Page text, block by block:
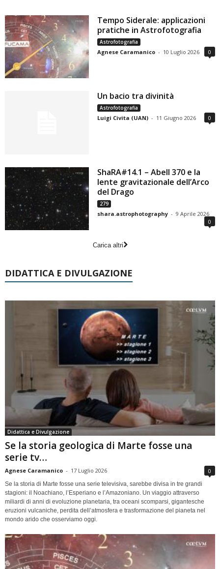
Tempo Siderale: applicazioni
pratiche in Astrofotografia
Astrofotografia
Agnese Caramanico - 10 Luglio 2026 0
Un bacio tra divinità
Astrofotografia
Luigi Civita (UAN) - 11 Giugno 2026 0
ShaRA#14.1 – Abell 370 e la
lente gravitazionale dell’Arco
del Drago
279
shara.astrophotography - 9 Aprile 2026
0
Carica altri
DIDATTICA E DIVULGAZIONE
Didattica e Divulgazione
Se la storia geologica di Marte fosse una
serie tv…
Agnese Caramanico - 17 Luglio 2026 0
Se la storia di Marte fosse una serie televisiva, sarebbe divisa in tre grandi
stagioni: il Noachiano, l’Esperiano e l’Amazoniano. Un viaggio attraverso
miliardi di anni di evoluzione planetaria, tra oceani scomparsi, gigantesche
eruzioni vulcaniche, perdita dell’atmosfera e trasformazione del pianeta nel
mondo arido che osserviamo oggi.